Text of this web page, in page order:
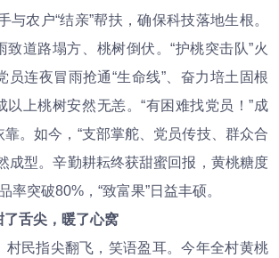
与农户“结亲”帮扶，确保科技落地生根。
致道路塌方、桃树倒伏。“护桃突击队”火
员连夜冒雨抢通“生命线”、奋力培土固根
以上桃树安然无恙。“有困难找党员！”成
。如今，“支部掌舵、党员传技、群众合
成型。辛勤耕耘终获甜蜜回报，黄桃糖度
率突破80%，“致富果”日益丰硕。
了舌尖，暖了心窝
民指尖翻飞，笑语盈耳。今年全村黄桃